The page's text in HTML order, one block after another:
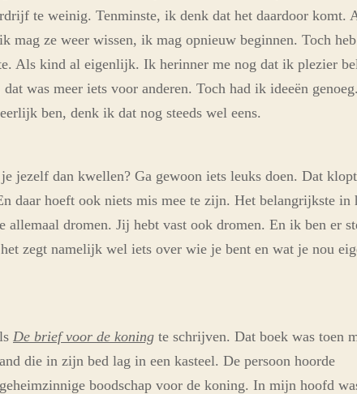
te weinig. Tenminste, ik denk dat het daardoor komt.
mag ze weer wissen, ik mag opnieuw beginnen. Toch
Als kind al eigenlijk. Ik herinner me nog dat ik plezier
was meer iets voor anderen. Toch had ik ideeën
ben, denk ik dat nog steeds wel eens.
jezelf dan kwellen? Ga gewoon iets leuks doen. Dat klopt
daar hoeft ook niets mis mee te zijn. Het belangrijkste in
dromen. Jij hebt vast ook dromen. En ik ben er
zegt namelijk wel iets over wie je bent en wat je nou
De brief voor de koning te schrijven. Dat boek was toen
die in zijn bed lag in een kasteel. De persoon hoorde
boodschap voor de koning. In mijn hoofd